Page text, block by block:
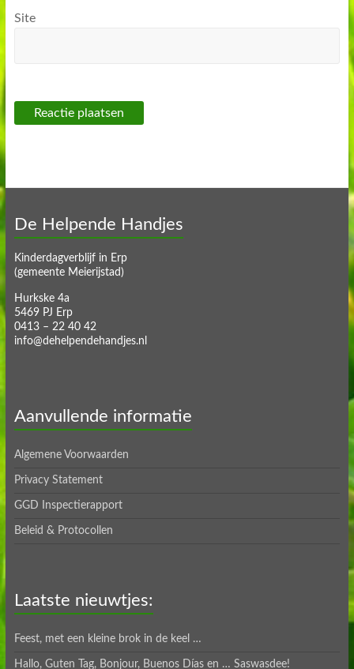
Site
De Helpende Handjes
Kinderdagverblijf in Erp
(gemeente Meierijstad)
Hurkske 4a
5469 PJ Erp
0413 – 22 40 42
info@dehelpendehandjes.nl
Aanvullende informatie
Algemene Voorwaarden
Privacy Statement
GGD Inspectierapport
Beleid & Protocollen
Laatste nieuwtjes:
Feest, met een kleine brok in de keel …
Hallo, Guten Tag, Bonjour, Buenos Días en … Saswasdee!